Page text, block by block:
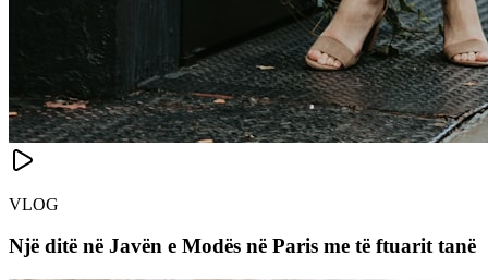
VLOG
Një ditë në Javën e Modës në Paris me të ftuarit tanë